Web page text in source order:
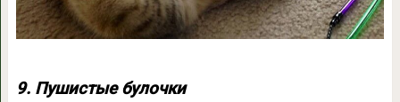
9. Пушистые булочки